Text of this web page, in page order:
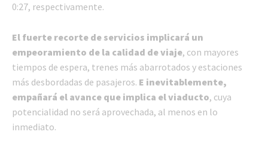
0:27, respectivamente.
El fuerte recorte de servicios implicará un
empeoramiento de la calidad de viaje, con mayores
tiempos de espera, trenes más abarrotados y estaciones
más desbordadas de pasajeros. E inevitablemente,
empañará el avance que implica el viaducto, cuya
potencialidad no será aprovechada, al menos en lo
inmediato.